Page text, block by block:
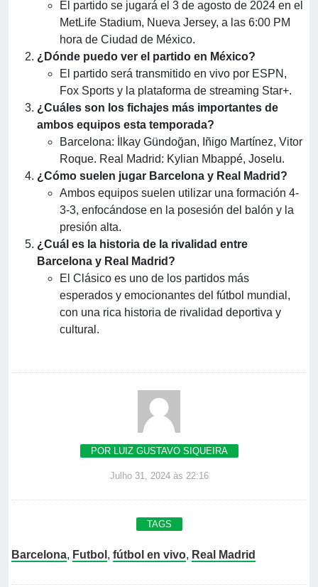
El partido se jugará el 3 de agosto de 2024 en el
MetLife Stadium, Nueva Jersey, a las 6:00 PM
hora de Ciudad de México.
¿Dónde puedo ver el partido en México?
El partido será transmitido en vivo por ESPN,
Fox Sports y la plataforma de streaming Star+.
¿Cuáles son los fichajes más importantes de
ambos equipos esta temporada?
Barcelona: İlkay Gündoğan, Iñigo Martínez, Vitor
Roque. Real Madrid: Kylian Mbappé, Joselu.
¿Cómo suelen jugar Barcelona y Real Madrid?
Ambos equipos suelen utilizar una formación 4-
3-3, enfocándose en la posesión del balón y la
presión alta.
¿Cuál es la historia de la rivalidad entre
Barcelona y Real Madrid?
El Clásico es uno de los partidos más
esperados y emocionantes del fútbol mundial,
con una rica historia de rivalidad deportiva y
cultural.
POR LUIZ GUSTAVO SIQUEIRA
Julho 31, 2024 às 22:16
TAGS
Barcelona, Futbol , fútbol en vivo, Real Madrid